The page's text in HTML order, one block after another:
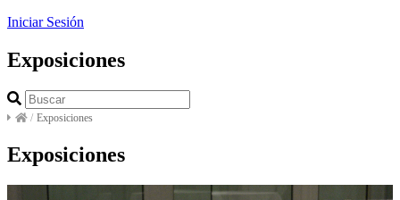
Iniciar Sesión
Exposiciones
/ Exposiciones
Exposiciones